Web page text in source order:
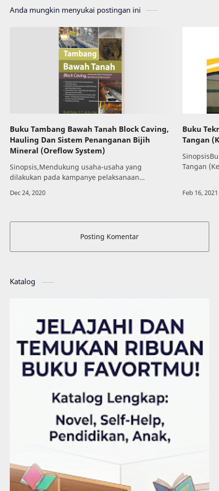
Anda mungkin menyukai postingan ini
Buku Tambang Bawah Tanah Block Caving,
Hauling Dan Sistem Penanganan Bijih
Mineral (Oreflow System)
Sinopsis,Mendukung usaha-usaha yang
dilakukan pada kampanye pelaksanaan
Practise), penulis mencoba mengelaborasikan
Buku
Tangan
Tangan
Kurikulum
Posting Komentar
Katalog